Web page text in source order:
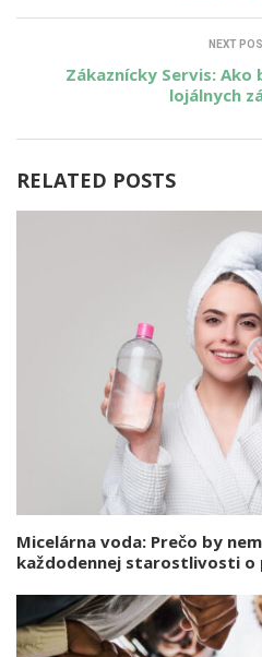
NEXT
Zákaznícky Servis:
lojálnych
RELATED POSTS
Micelárna voda: Prečo by
každodennej starostlivosti o